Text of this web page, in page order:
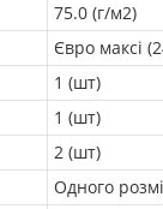
75.0 (г/м2)
Євро максі
1 (шт)
1 (шт)
2 (шт)
Одного